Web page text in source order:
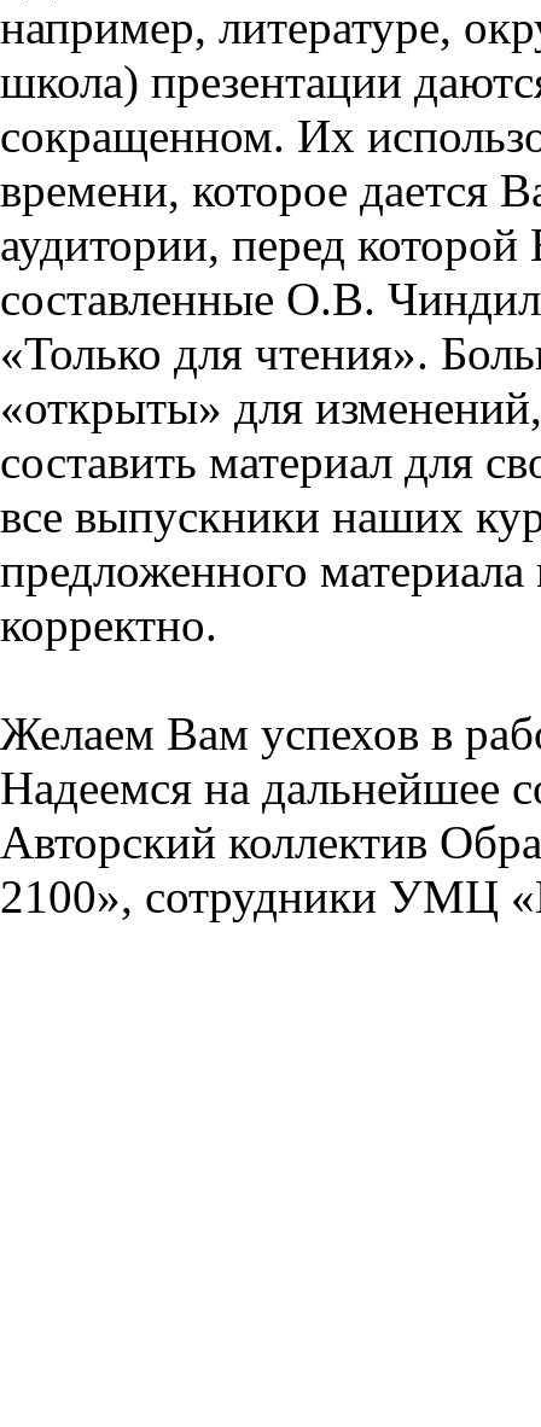
например, литературе,
школа) презентации
сокращенном. Их
времени, которое дается
аудитории, перед
составленные О.В.
«Только для чтения».
«открыты» для
составить материал для
все выпускники наших
предложенного
корректно.
Желаем Вам успехов в
Надеемся на дальнейшее
Авторский коллектив
2100», сотрудники УМЦ